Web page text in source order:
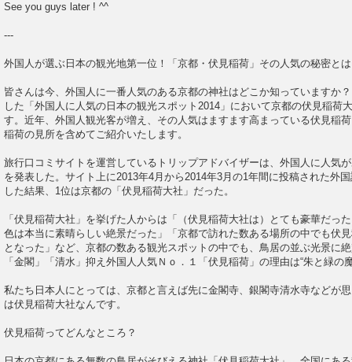
See you guys later ! ^^
---
外国人が選ぶ日本の観光地第一位！「京都・伏見稲荷」その人気の秘密と
皆さんは今、外国人に一番人気のある京都の神社はどこか知っていますか
した「外国人に人気の日本の観光スポット2014」において京都の伏見稲荷
す。近年、外国人観光客が増え、その人気はますます高まっている伏見稲
稲荷の見所を含めてご紹介いたします。
旅行口コミサイトを運営しているトリップアドバイザーは、外国人に人気
を発表した。サイト上に2013年4月から2014年3月の1年間に投稿された外
した結果、1位は京都の「伏見稲荷大社」だった。
「伏見稲荷大社」を挙げた人からは「（伏見稲荷大社は）とても豪華だっ
色は本当に素晴らしい絶景だった」「京都で訪れた数ある場所の中でも伏
となった」など、京都の数ある観光スポットの中でも、鳥居の並ぶ光景に
「金閣」「清水」抑え外国人人気Ｎｏ．１「伏見稲荷」の理由は“朱と緑の
私たち日本人にとっては、京都と言えば先に金閣寺、銀閣寺清水寺などが
は伏見稲荷大社なんです。
伏見稲荷ってどんなところ？